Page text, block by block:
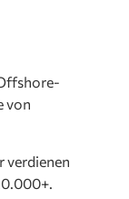
von
verdienen